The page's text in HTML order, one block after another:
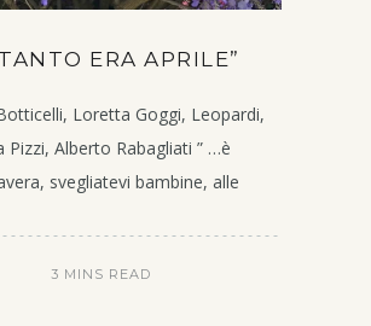
ERA APRILE”
Loretta Goggi, Leopardi,
Pizzi, Alberto Rabagliati ” …è
svegliatevi bambine, alle
3 MINS READ